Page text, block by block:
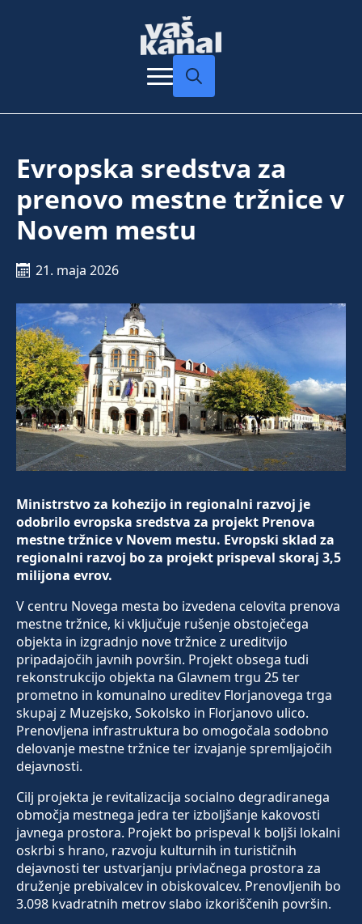
Evropska sredstva za
prenovo mestne tržnice v
Novem mestu
21. maja 2026
Ministrstvo za kohezijo in regionalni razvoj je
odobrilo evropska sredstva za projekt Prenova
mestne tržnice v Novem mestu. Evropski sklad za
regionalni razvoj bo za projekt prispeval skoraj 3,5
milijona evrov.
V centru Novega mesta bo izvedena celovita prenova
mestne tržnice, ki vključuje rušenje obstoječega
objekta in izgradnjo nove tržnice z ureditvijo
pripadajočih javnih površin. Projekt obsega tudi
rekonstrukcijo objekta na Glavnem trgu 25 ter
prometno in komunalno ureditev Florjanovega trga
skupaj z Muzejsko, Sokolsko in Florjanovo ulico.
Prenovljena infrastruktura bo omogočala sodobno
delovanje mestne tržnice ter izvajanje spremljajočih
dejavnosti.
Cilj projekta je revitalizacija socialno degradiranega
območja mestnega jedra ter izboljšanje kakovosti
javnega prostora. Projekt bo prispeval k boljši lokalni
oskrbi s hrano, razvoju kulturnih in turističnih
dejavnosti ter ustvarjanju privlačnega prostora za
druženje prebivalcev in obiskovalcev. Prenovljenih bo
3.098 kvadratnih metrov slabo izkoriščenih površin.